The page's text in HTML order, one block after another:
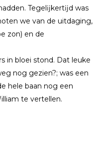
Tegelĳkertĳd was
we van de uitdaging,
zon) en de
in bloei stond. Dat leuke
nog gezien?; was een
hele baan nog een
te vertellen.